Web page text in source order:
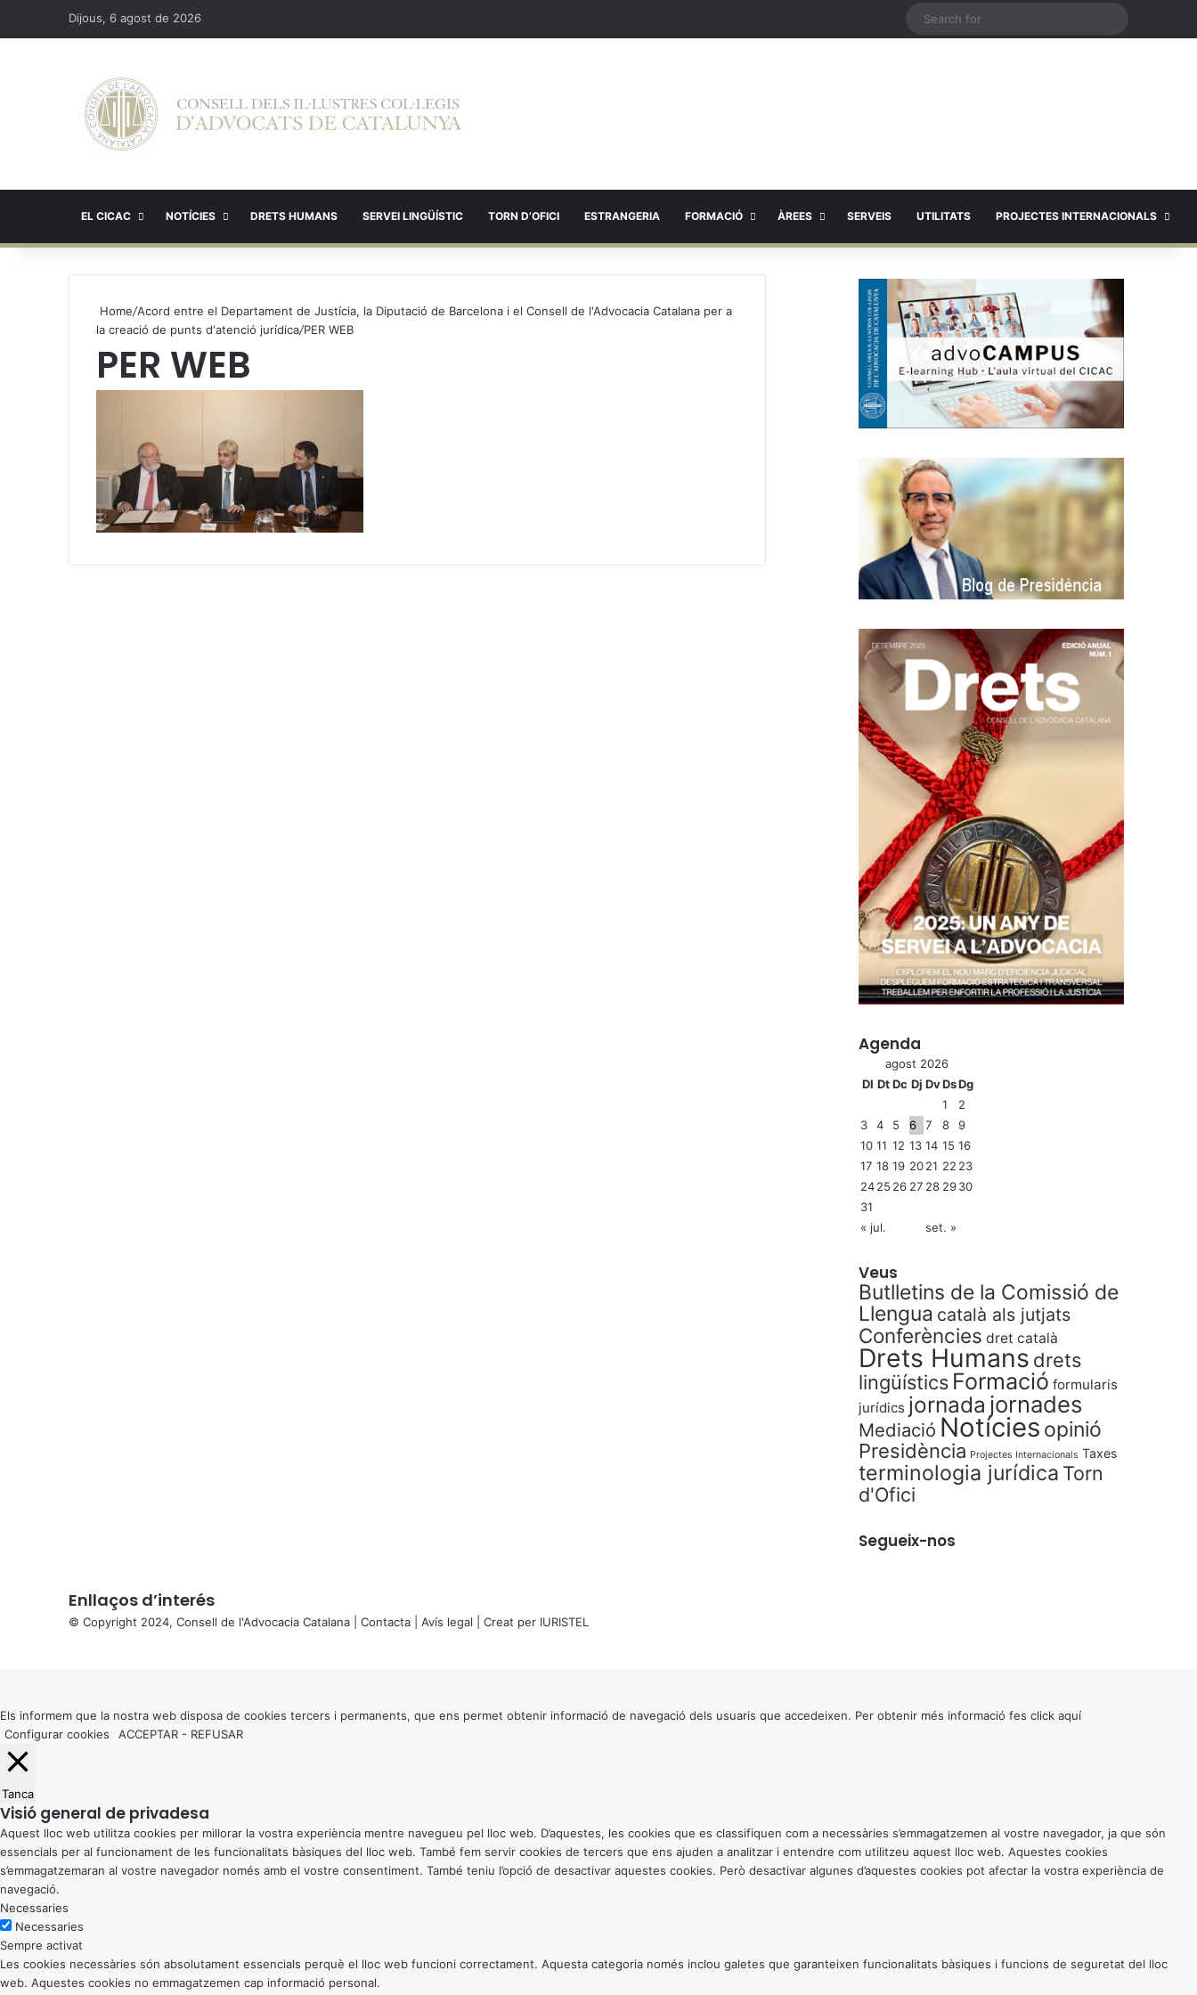
Dijous, 6 agost de 2026
EL CICAC NOTÍCIES DRETS HUMANS SERVEI LINGÜÍSTIC TORN D’OFICI ESTRANGERIA FORMACIÓ ÀREES SERVEIS UTILITATS PROJECTES INTERNACIONALS
Home/Acord entre el Departament de Justícia, la Diputació de Barcelona i el Consell de l'Advocacia Catalana per a
la creació de punts d'atenció jurídica/PER WEB
PER WEB
Agenda
agost 2026
Dl Dt Dc Dj DvDsDg
1
2
3
4 5 6 7 8
9
10 11 12 13 14 15 16
17 18 19 2021 22 23
2425 26 27 28 2930
31
« jul.
set. »
Veus
Butlletins de la Comissió de
Llengua català als jutjats
Conferències dret català
Drets Humans drets
lingüístics Formació formularis
jurídics jornada jornades
Mediació Notícies opinió
Presidència Projectes Internacionals Taxes
terminologia jurídica Torn
d'Ofici
Segueix-nos
Enllaços d’interés
© Copyright 2024, Consell de l'Advocacia Catalana | Contacta Avís legal | Creat per IURISTEL
button
Els informem que la nostra web disposa de cookies tercers i permanents, que ens permet obtenir informació de navegació dels usuaris que accedeixen. Per obtenir més informació fes click aquí
Configurar cookies
ACCEPTAR - REFUSAR
Tanca
Visió general de privadesa
Aquest lloc web utilitza cookies per millorar la vostra experiència mentre navegueu pel lloc web. D’aquestes, les cookies que es classifiquen com a necessàries s’emmagatzemen al vostre navegador, ja que són
essencials per al funcionament de les funcionalitats bàsiques del lloc web. També fem servir cookies de tercers que ens ajuden a analitzar i entendre com utilitzeu aquest lloc web. Aquestes cookies
s’emmagatzemaran al vostre navegador només amb el vostre consentiment. També teniu l’opció de desactivar aquestes cookies. Però desactivar algunes d’aquestes cookies pot afectar la vostra experiència de
navegació.
Necessaries
Necessaries
Sempre activat
Les cookies necessàries són absolutament essencials perquè el lloc web funcioni correctament. Aquesta categoria només inclou galetes que garanteixen funcionalitats bàsiques i funcions de seguretat del lloc
web. Aquestes cookies no emmagatzemen cap informació personal.